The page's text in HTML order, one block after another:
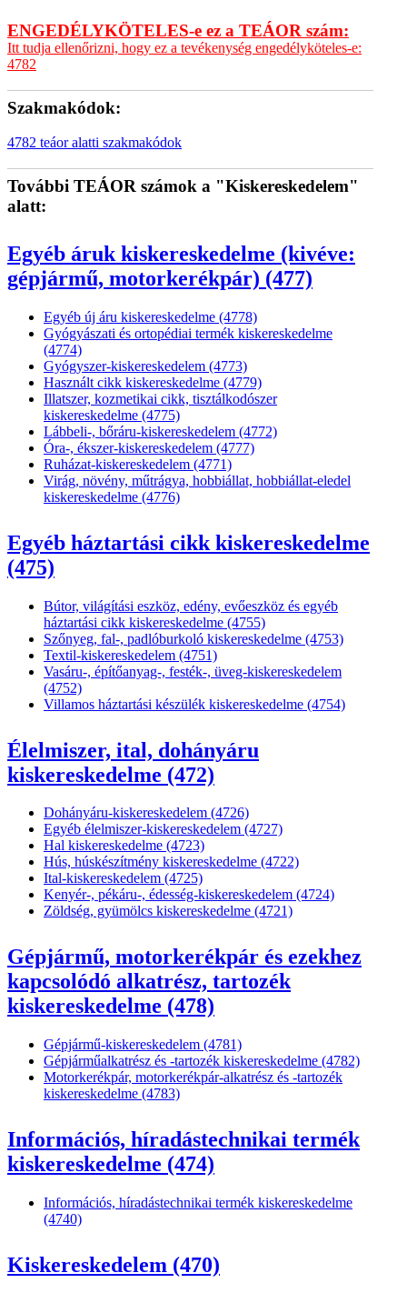
ENGEDÉLYKÖTELES-e ez a TEÁOR szám:
Itt tudja ellenőrizni, hogy ez a tevékenység engedélyköteles-e:
4782
Szakmakódok:
4782 teáor alatti szakmakódok
További TEÁOR számok a "Kiskereskedelem"
alatt:
Egyéb áruk kiskereskedelme (kivéve:
gépjármű, motorkerékpár) (477)
Egyéb új áru kiskereskedelme (4778)
Gyógyászati és ortopédiai termék kiskereskedelme
(4774)
Gyógyszer-kiskereskedelem (4773)
Használt cikk kiskereskedelme (4779)
Illatszer, kozmetikai cikk, tisztálkodószer
kiskereskedelme (4775)
Lábbeli-, bőráru-kiskereskedelem (4772)
Óra-, ékszer-kiskereskedelem (4777)
Ruházat-kiskereskedelem (4771)
Virág, növény, műtrágya, hobbiállat, hobbiállat-eledel
kiskereskedelme (4776)
Egyéb háztartási cikk kiskereskedelme
(475)
Bútor, világítási eszköz, edény, evőeszköz és egyéb
háztartási cikk kiskereskedelme (4755)
Szőnyeg, fal-, padlóburkoló kiskereskedelme (4753)
Textil-kiskereskedelem (4751)
Vasáru-, építőanyag-, festék-, üveg-kiskereskedelem
(4752)
Villamos háztartási készülék kiskereskedelme (4754)
Élelmiszer, ital, dohányáru
kiskereskedelme (472)
Dohányáru-kiskereskedelem (4726)
Egyéb élelmiszer-kiskereskedelem (4727)
Hal kiskereskedelme (4723)
Hús, húskészítmény kiskereskedelme (4722)
Ital-kiskereskedelem (4725)
Kenyér-, pékáru-, édesség-kiskereskedelem (4724)
Zöldség, gyümölcs kiskereskedelme (4721)
Gépjármű, motorkerékpár és ezekhez
kapcsolódó alkatrész, tartozék
kiskereskedelme (478)
Gépjármű-kiskereskedelem (4781)
Gépjárműalkatrész és -tartozék kiskereskedelme (4782)
Motorkerékpár, motorkerékpár-alkatrész és -tartozék
kiskereskedelme (4783)
Információs, híradástechnikai termék
kiskereskedelme (474)
Információs, híradástechnikai termék kiskereskedelme
(4740)
Kiskereskedelem (470)